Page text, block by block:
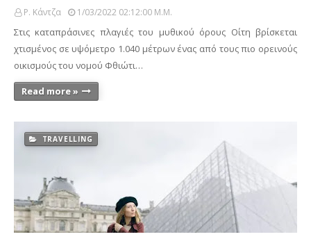
Ρ. Κάντζα 1/03/2022 02:12:00 Μ.μ.
Στις καταπράσινες πλαγιές του μυθικού όρους Οίτη βρίσκεται
χτισμένος σε υψόμετρο 1.040 μέτρων ένας από τους πιο ορεινούς
οικισμούς του νομού Φθιώτι…
Read more »
TRAVELLING